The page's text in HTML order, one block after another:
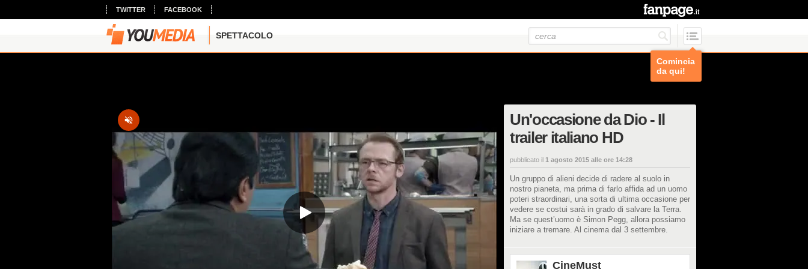
TWITTER FACEBOOK
SPETTACOLO
Comincia
da qui!
Un'occasione da Dio - Il
trailer italiano HD
pubblicato il 1 agosto 2015 alle ore 14:28
Un gruppo di alieni decide di radere al suolo in
nostro pianeta, ma prima di farlo affida ad un uomo
poteri straordinari, una sorta di ultima occasione per
vedere se costui sarà in grado di salvare la Terra.
Ma se quest’uomo è Simon Pegg, allora possiamo
iniziare a tremare. Al cinema dal 3 settembre.
CineMust